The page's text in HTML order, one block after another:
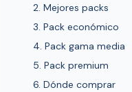
2. Mejores packs
3. Pack económico
4. Pack gama media
5. Pack premium
6. Dónde comprar